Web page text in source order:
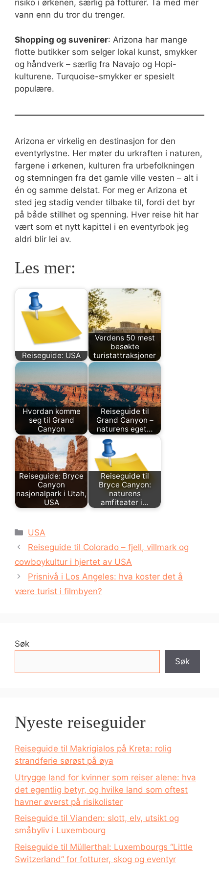
risiko i ørkenen, særlig på fotturer. Ta med mer
vann enn du tror du trenger.
Shopping og suvenirer: Arizona har mange
flotte butikker som selger lokal kunst, smykker
og håndverk – særlig fra Navajo og Hopi-
kulturene. Turquoise-smykker er spesielt
populære.
Arizona er virkelig en destinasjon for den
eventyrlystne. Her møter du urkraften i naturen,
fargene i ørkenen, kulturen fra urbefolkningen
og stemningen fra det gamle ville vesten – alt i
én og samme delstat. For meg er Arizona et
sted jeg stadig vender tilbake til, fordi det byr
på både stillhet og spenning. Hver reise hit har
vært som et nytt kapittel i en eventyrbok jeg
aldri blir lei av.
Les mer:
Reiseguide: USA
Verdens 50 mest
besøkte
turistattraksjoner
Hvordan komme
seg til Grand
Canyon
Reiseguide til
Grand Canyon –
naturens eget…
Reiseguide: Bryce
Canyon
nasjonalpark i Utah,
USA
Reiseguide til
Bryce Canyon:
naturens
amfiteater i…
Kategorier
USA
Reiseguide til Colorado – fjell, villmark og
cowboykultur i hjertet av USA
Prisnivå i Los Angeles: hva koster det å
være turist i filmbyen?
Søk
Søk
Nyeste reiseguider
Reiseguide til Makrigialos på Kreta: rolig
strandferie sørøst på øya
Utrygge land for kvinner som reiser alene: hva
det egentlig betyr, og hvilke land som oftest
havner øverst på risikolister
Reiseguide til Vianden: slott, elv, utsikt og
småbyliv i Luxembourg
Reiseguide til Müllerthal: Luxembourgs “Little
Switzerland” for fotturer, skog og eventyr